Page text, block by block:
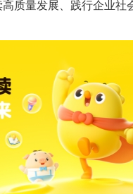
质量发展、践行企业社